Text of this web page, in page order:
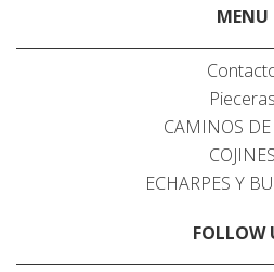
MENU
Pieceras
CAMINOS
COJINES
ECHARPES Y
FOLLOW